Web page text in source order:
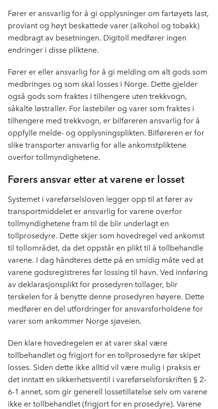
Fører er ansvarlig for å gi opplysninger om fartøyets last,
proviant og høyt beskattede varer (alkohol og tobakk)
medbragt av besetningen. Digitoll medfører ingen
endringer i disse pliktene.
Fører er eller ansvarlig for å gi melding om alt gods som
medbringes og som skal losses i Norge. Dette gjelder
også gods som fraktes i tilhengere uten trekkvogn,
såkalte løstraller. For lastebiler og varer som fraktes i
tilhengere med trekkvogn, er bilføreren ansvarlig for å
oppfylle melde- og opplysningsplikten. Bilføreren er for
slike transporter ansvarlig for alle ankomstpliktene
overfor tollmyndighetene.
Førers ansvar etter at varene er losset
Systemet i vareførselsloven legger opp til at fører av
transportmiddelet er ansvarlig for varene overfor
tollmyndighetene fram til de blir underlagt en
tollprosedyre. Dette skjer som hovedregel ved ankomst
til tollområdet, da det oppstår en plikt til å tollbehandle
varene. I dag håndteres dette på en smidig måte ved at
varene godsregistreres før lossing til havn. Ved innføring
av deklarasjonsplikt for prosedyren tollager, blir
terskelen for å benytte denne prosedyren høyere. Dette
medfører en del utfordringer for ansvarsforholdene for
varer som ankommer Norge sjøveien.
Den klare hovedregelen er at varer skal være
tollbehandlet og frigjort for en tollprosedyre før skipet
losses. Siden dette ikke alltid vil være mulig i praksis er
det inntatt en sikkerhetsventil i vareførselsforskriften § 2-
6-1 annet, som gir generell lossetillatelse selv om varene
ikke er tollbehandlet (frigjort for en prosedyre). Varene